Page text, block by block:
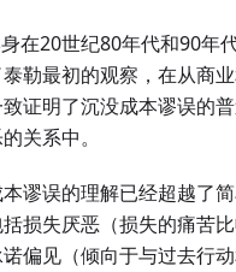
在20世纪80年代和90年
勒最初的观察，在从商
证明了沉没成本谬误的
关系中。
谬误的理解已经超越了
损失厌恶（损失的痛苦
偏见（倾向于与过去行